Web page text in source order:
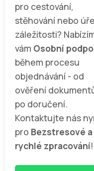
pro cestování,
stěhování nebo
záležitosti?
vám Osobní
během procesu
objednávání - od
ověření
po doručení.
Kontaktujte nás
pro Bezstresové a
rychlé zpracování!